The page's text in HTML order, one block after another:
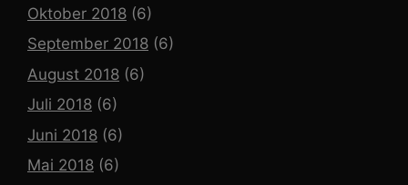
Oktober 2018 (6)
September 2018 (6)
August 2018 (6)
Juli 2018 (6)
Juni 2018 (6)
Mai 2018 (6)